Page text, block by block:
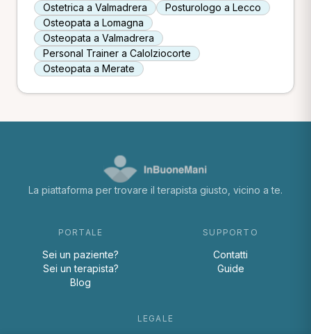
Ostetrica a Valmadrera
Posturologo a Lecco
Osteopata a Lomagna
Osteopata a Valmadrera
Personal Trainer a Calolziocorte
Osteopata a Merate
La piattaforma per trovare il terapista giusto, vicino a te.
PORTALE
Sei un paziente?
Sei un terapista?
Blog
SUPPORTO
Contatti
Guide
LEGALE